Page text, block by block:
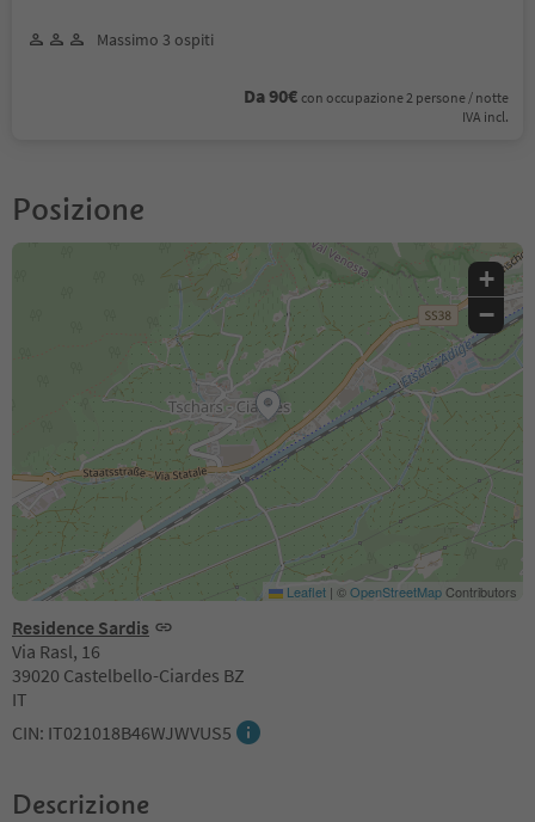
Massimo 3 ospiti
Da 90€ con occupazione 2 persone / notte
IVA incl.
Posizione
Residence Sardis
Via Rasl, 16
39020 Castelbello-Ciardes BZ
IT
CIN: IT021018B46WJWVUS5
+
−
Leaflet | ©OpenStreetMapContributors
Descrizione